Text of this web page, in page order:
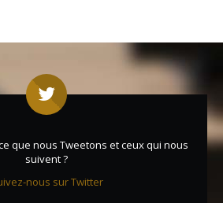
que nous Tweetons et ceux qui nous
suivent ?
nous sur Twitter